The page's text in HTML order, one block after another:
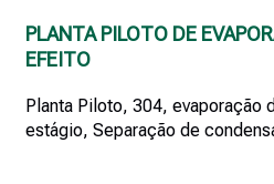
PLANTA PILOTO DE
EFEITO
Planta Piloto, 304, evaporação
estágio, Separação de